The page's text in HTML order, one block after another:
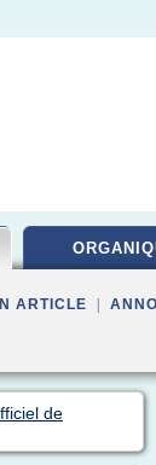
ARTICLE
de